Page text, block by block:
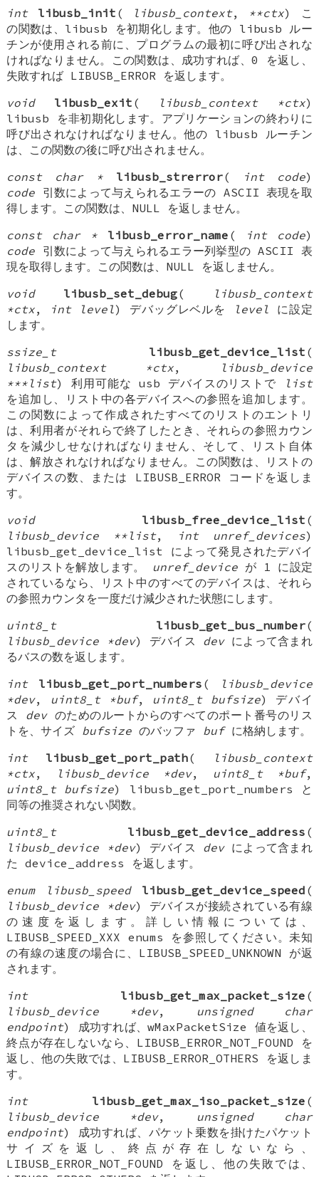
int libusb_init ( libusb_context, **ctx) こ
の関数は、libusb を初期化します。他の libusb ルー
チンが使用される前に、プログラムの最初に呼び出されな
ければなりません。この関数は、成功すれば、0 を返し、
失敗すれば LIBUSB_ERROR を返します。
void
libusb_exit ( libusb_context *ctx)
libusb を非初期化します。アプリケーションの終わりに
呼び出されなければなりません。他の libusb ルーチン
は、この関数の後に呼び出されません。
const char *
libusb_strerror( int code)
code 引数によって与えられるエラーの ASCII 表現を取
得します。この関数は、NULL を返しません。
const char *
libusb_error_name ( int code)
code 引数によって与えられるエラー列挙型の ASCII 表
現を取得します。この関数は、NULL を返しません。
void
libusb_set_debug(
libusb_context
*ctx, int level) デバッグレベルを level に設定
します。
ssize_t
libusb_get_device_list (
libusb_context *ctx,
libusb_device
***list) 利用可能な usb デバイスのリストで
list
を追加し、リスト中の各デバイスへの参照を追加します。
この関数によって作成されたすべてのリストのエントリ
は、利用者がそれらで終了したとき、それらの参照カウン
タを減少しせなければなりません、そして、リスト自体
は、解放されなければなりません。この関数は、リストの
デバイスの数、または LIBUSB_ERROR コードを返しま
す。
void
libusb_free_device_list (
libusb_device **list, int unref_devices)
libusb_get_device_list によって発見されたデバイ
スのリストを解放します。 unref_deviceが 1 に設定
されているなら、リスト中のすべてのデバイスは、それら
の参照カウンタを一度だけ減少された状態にします。
uint8_t
libusb_get_bus_number(
libusb_device *dev) デバイス devによって含まれ
るバスの数を返します。
int
libusb_get_port_numbers (
libusb_device
*dev, uint8_t *buf, uint8_t bufsize) デバイ
ス devのためのルートからのすべてのポート番号のリス
トを、サイズ bufsize のバッファ bufに格納します。
int
libusb_get_port_path(
libusb_context
*ctx, libusb_device *dev, uint8_t *buf,
uint8_t bufsize) libusb_get_port_numbers と
同等の推奨されない関数。
uint8_t
libusb_get_device_address (
libusb_device *dev) デバイス devによって含まれ
た device_address を返します。
enum libusb_speed
libusb_get_device_speed (
libusb_device *dev) デバイスが接続されている有線
の速度を返します。詳しい情報については、
LIBUSB_SPEED_XXX enums を参照してください。未知
の有線の速度の場合に、LIBUSB_SPEED_UNKNOWN が返
されます。
int
libusb_get_max_packet_size (
libusb_device *dev, unsigned char
endpoint) 成功すれば、wMaxPacketSize 値を返し、
終点が存在しないなら、LIBUSB_ERROR_NOT_FOUND を
返し、他の失敗では、LIBUSB_ERROR_OTHERS を返しま
す。
int
libusb_get_max_iso_packet_size (
libusb_device *dev, unsigned char
endpoint) 成功すれば、パケット乗数を掛けたパケット
サイズを返し、終点が存在しないなら、
LIBUSB_ERROR_NOT_FOUND を返し、他の失敗では、